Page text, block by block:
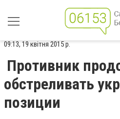
09:13, 19 квітня 2015 р.
Противник
обстреливать
позиции